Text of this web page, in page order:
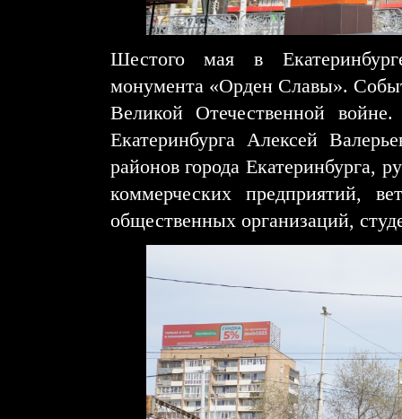
Шестого мая в
монумента «Орден Славы».
Великой Отечественной
Екатеринбурга Алексей
районов города Екатеринбурга,
коммерческих предприятий,
общественных организаций,